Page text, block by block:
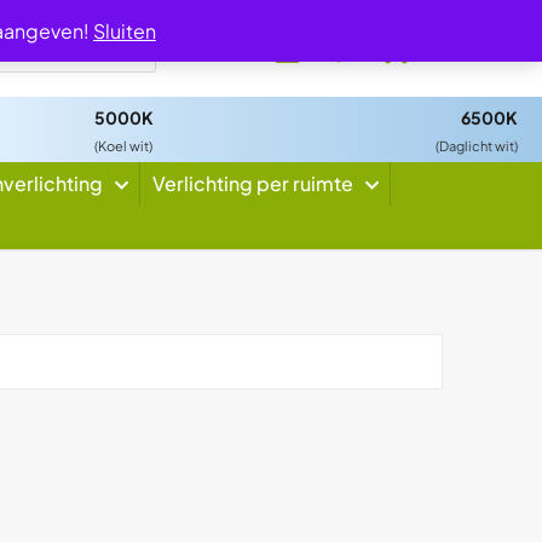
5000K
(Koel wit)
6500K
(Daglicht wit)
Verlichting per ruimte
Sluiten